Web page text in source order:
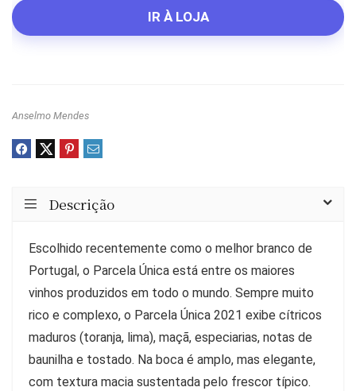
IR À LOJA
Anselmo Mendes
Descrição
Escolhido recentemente como o melhor branco de
Portugal, o Parcela Única está entre os maiores
vinhos produzidos em todo o mundo. Sempre muito
rico e complexo, o Parcela Única 2021 exibe cítricos
maduros (toranja, lima), maçã, especiarias, notas de
baunilha e tostado. Na boca é amplo, mas elegante,
com textura macia sustentada pelo frescor típico.